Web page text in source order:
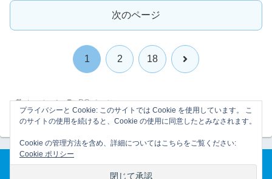
次のページ
1 2 18 次
ホーム PCパーツ
プライバシーと Cookie: このサイトでは Cookie を使用しています。 こ
のサイトの使用を続けると、Cookie の使用に同意したとみなされます。
Cookie の管理方法を含め、詳細についてはこちらをご覧ください:
Cookie ポリシー